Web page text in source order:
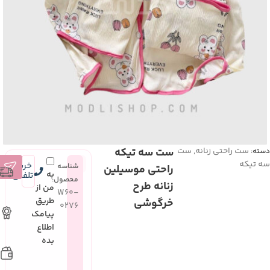
دسته: ست راحتی زنانه, ست
سه تیکه
ست سه تیکه
راحتی موسیلین
زنانه طرح
خرگوشی
شناسه
محصول:
W60-
0276
به
من از
طریق
پیامک
اطلاع
بده
خرید
تلفنی